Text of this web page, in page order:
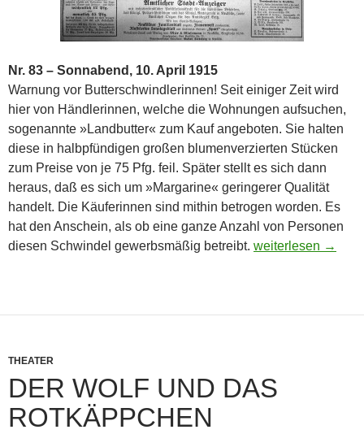
Nr. 83 – Sonnabend, 10. April 1915
Warnung vor Butterschwindlerinnen! Seit einiger Zeit wird
hier von Händlerinnen, welche die Wohnungen aufsuchen,
sogenannte »Landbutter« zum Kauf angeboten. Sie halten
diese in halbpfündigen großen blumenverzierten Stücken
zum Preise von je 75 Pfg. feil. Später stellt es sich dann
heraus, daß es sich um »Margarine« geringerer Qualität
handelt. Die Käuferinnen sind mithin betrogen worden. Es
hat den Anschein, als ob eine ganze Anzahl von Personen
diesen Schwindel gewerbsmäßig betreibt. Neuköllner
weiterlesen →
THEATER
DER WOLF UND DAS
ROTKÄPPCHEN